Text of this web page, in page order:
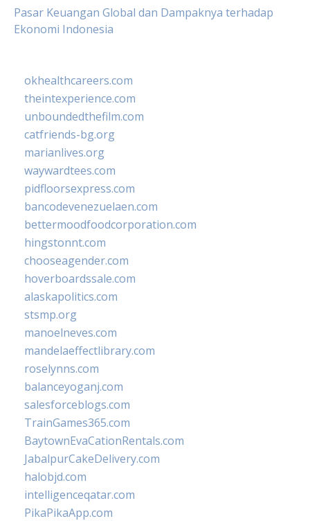
Pasar Keuangan Global dan Dampaknya terhadap
Ekonomi Indonesia
okhealthcareers.com
theintexperience.com
unboundedthefilm.com
catfriends-bg.org
marianlives.org
waywardtees.com
pidfloorsexpress.com
bancodevenezuelaen.com
bettermoodfoodcorporation.com
hingstonnt.com
chooseagender.com
hoverboardssale.com
alaskapolitics.com
stsmp.org
manoelneves.com
mandelaeffectlibrary.com
roselynns.com
balanceyoganj.com
salesforceblogs.com
TrainGames365.com
BaytownEvaCationRentals.com
JabalpurCakeDelivery.com
halobjd.com
intelligenceqatar.com
PikaPikaApp.com